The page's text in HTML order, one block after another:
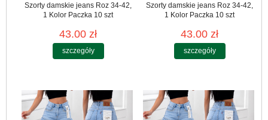
Szorty damskie jeans Roz 34-42,
1 Kolor Paczka 10 szt
43.00 zł
szczegóły
Szorty damskie jeans Roz 34-42,
1 Kolor Paczka 10 szt
43.00 zł
szczegóły